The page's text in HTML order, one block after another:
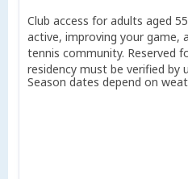
Club access for adults aged
active, improving your game,
tennis community. Reserved
residency must be verified by
Season dates depend on